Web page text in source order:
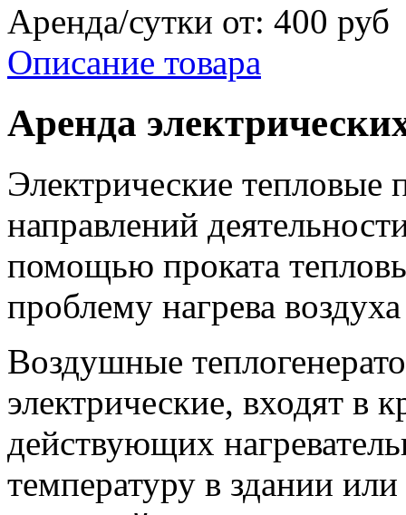
Аренда/сутки от: 400 руб
Описание товара
Аренда
Электрические
направлений
помощью проката
проблему нагрева
Воздушные
электрические, входят в
действующих
температуру в здании